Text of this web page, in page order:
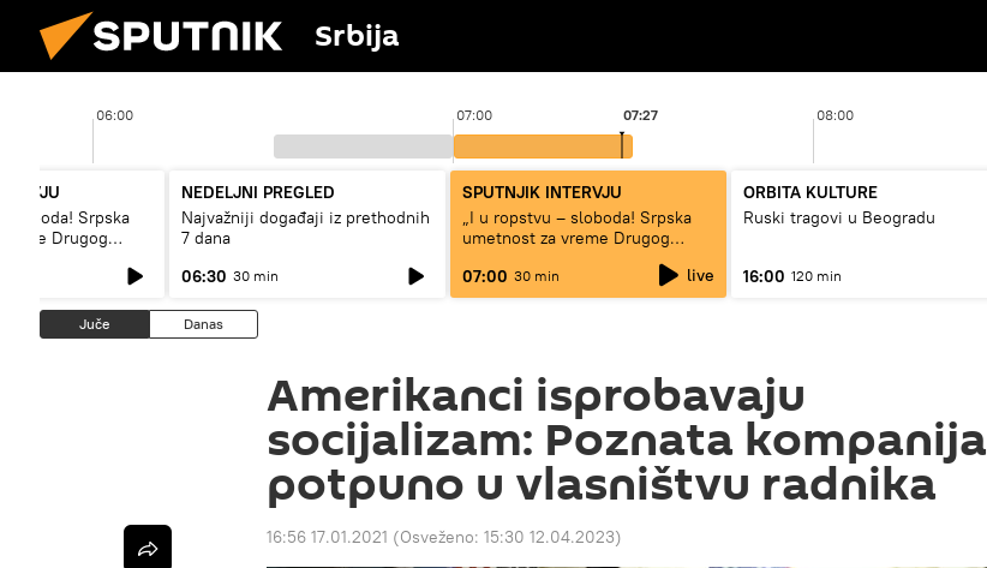
Srbija
06:00 07:00 08:00
07:27
sloboda! Srpska
Drugog
NEDELJNI PREGLED
Najvažniji događaji iz prethodnih
7 dana
06:30 30 min
SPUTNJIK INTERVJU
„I u ropstvu – sloboda! Srpska
umetnost za vreme Drugog
07:00 30 min live
ORBITA KULTURE
Ruski tragovi u Beogradu
16:00 120 min
Juče Danas
Amerikanci isprobavaju
socijalizam: Poznata kompanija
potpuno u vlasništvu radnika
16:56 17.01.2021 (Osveženo: 15:30 12.04.2023)